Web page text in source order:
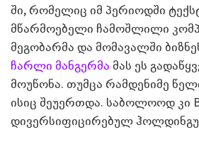
ში, რომელიც იმ პერიოდში
მწარმოებელი ჩამოშლილი
მეგობარმა და მომავალში
ჩარლი მანგერმა მას ეს
მოუწონა. თუმცა რამდენიმე
ისიც შეუერთდა. საბოლოოდ კი
დივერსიფიცირებულ